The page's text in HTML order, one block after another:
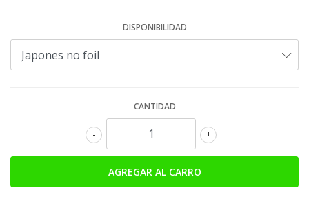
DISPONIBILIDAD
CANTIDAD
+
-